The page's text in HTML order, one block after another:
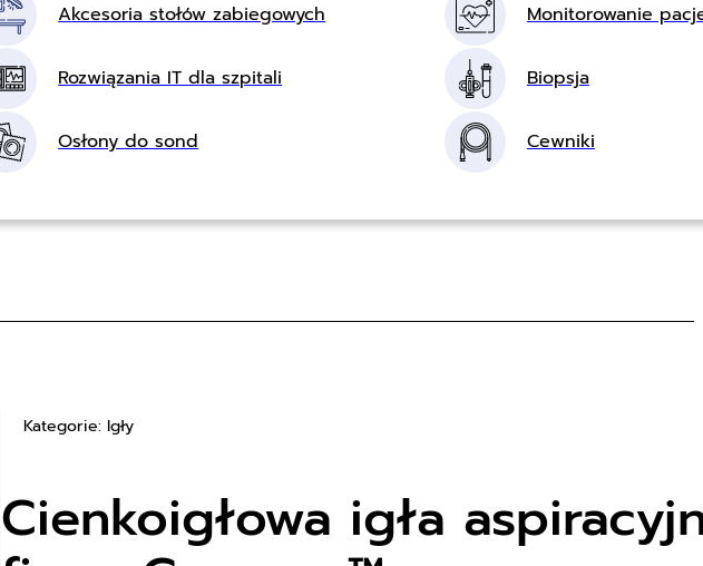
Akcesoria stołów zabiegowych Monitorowanie
Rozwiązania IT dla szpitali Biopsja
Osłony do sond Cewniki
Kategorie: Igły
Cienkoigłowa igła